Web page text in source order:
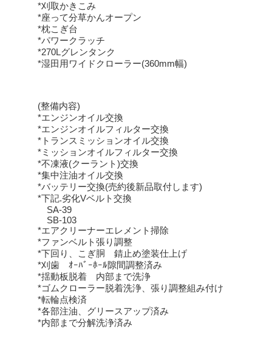
*刈取かきこみ
*座って分草かんオープン
*枕こぎ台
*パワークラッチ
*270Lグレンタンク
*湿田用ワイドクローラー(360mm幅)
(整備内容)
*エンジンオイル交換
*エンジンオイルフィルター交換
*トランスミッションオイル交換
*ミッションオイルフィルター交換
*不凍液(クーラント)交換
*集中注油オイル交換
*バッテリー交換(売約後新品取付します)
*下記.劣化Vベルト交換
SA-39
SB-103
*エアクリーナーエレメント掃除
*ファンベルト張り調整
*下回り、こぎ胴 錆止め塗装仕上げ
*刈歯 ｵｰﾊﾞｰﾎｰﾙ隙間調整済み
*揺動板脱着 内部まで洗浄
*ゴムクローラー脱着洗浄、張り調整組み付け
*転輪点検済
*各部注油、グリースアップ済み
*内部まで分解洗浄済み